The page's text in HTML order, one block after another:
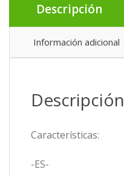
AKZ97891IX
cantidad
Descripción
Información adicional
Descripción
Características:
-ES-